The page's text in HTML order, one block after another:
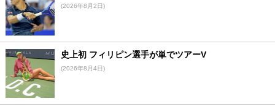
(2026年8月2日)
史上初 フィリピン選手が単でツアーV
(2026年8月4日)